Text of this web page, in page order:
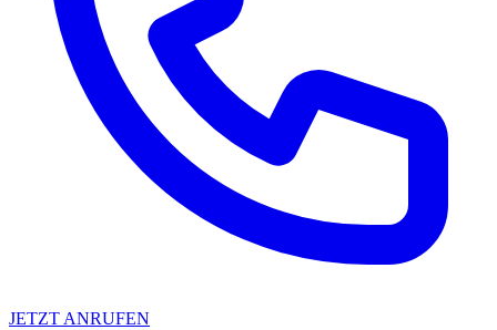
JETZT ANRUFEN